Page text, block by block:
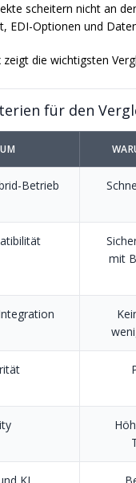
scheitern nicht an
EDI-Optionen und
die wichtigsten
für den
Betrieb
mit